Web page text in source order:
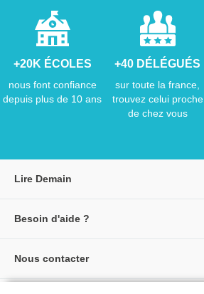
+20K ÉCOLES
nous font confiance
depuis plus de 10 ans
+40 DÉLÉGUÉS
sur toute la france,
trouvez celui proche
de chez vous
Lire Demain
Créer un compte
Besoin d'aide ?
Nous contacter
Formulaire de contact